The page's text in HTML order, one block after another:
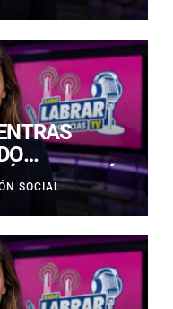
SE HABRÍA
900 METROS
SOCIAL